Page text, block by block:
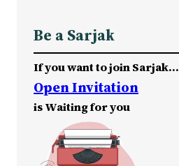
Be a Sarjak
If you want to join Sarjak…
Open Invitation
is Waiting for you